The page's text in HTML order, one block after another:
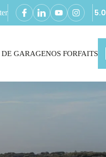
5.0
DE GARAGENOS FORFAITS